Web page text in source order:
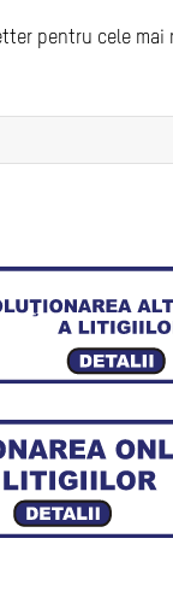
pentru cele mai